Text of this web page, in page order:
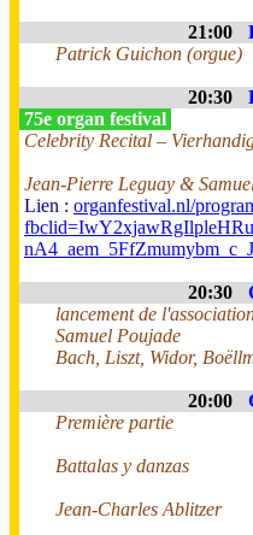
21:00
Patrick Guichon (orgue)
20:30
75e organ festival
Celebrity Recital –
Jean-Pierre Leguay &
Lien : organfestival.nl/
20:30
lancement de
Samuel Poujade
Bach, Liszt, Widor,
20:00
Première partie
Battalas y danzas
Jean-Charles Ablitzer